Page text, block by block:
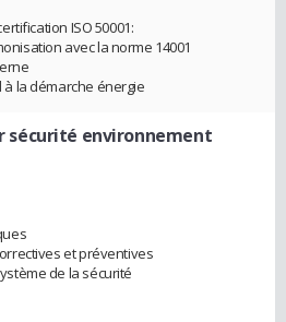
ISO 50001:
avec la norme 14001
à la démarche énergie
sécurité environnement
et préventives
de la sécurité